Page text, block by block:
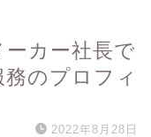
ーカー社長で
のプロフィ
2022年8月28日